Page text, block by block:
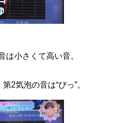
は小さくて高い音。
2気泡の音は“ぴっ”。